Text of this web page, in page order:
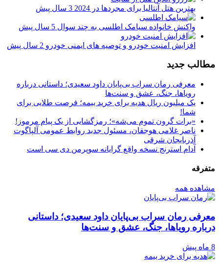
بهترین هتل آنتالیا برای مجردها در 2024 3 سال پیش
واکنش خانواده سیامک اطلسی به چند سوال 5 سال پیش
افزایش امنیت خودرو و توصیه های ایمنی خودرو 2 سال پیش
مطالب جدید
معرفی رمان سراب بی‌پایان داود سعیدی؛ داستانی درباره
رویاها، جنگ، عشق و سنت‌ها
یک میلیون ریال هدیه برای خرید بیمه؛ فرصت طلایی برای
شما!
«برات گرون تموم می‌شه»؛ رمزگشایی از یک پیام مرموز!
ناصر غلامی هوجقان، مسئول جدید روابط عمومی آلپاگوت
آذربایجان شرقی
آدام استرنج نسخه واقع گرایانه سوپرمن دی سی است
متفرقه
مشاهده همه
معرفی رمان سراب بی‌پایان داود سعیدی؛ داستانی
درباره رویاها، جنگ، عشق و سنت‌ها
8 ماه پیش